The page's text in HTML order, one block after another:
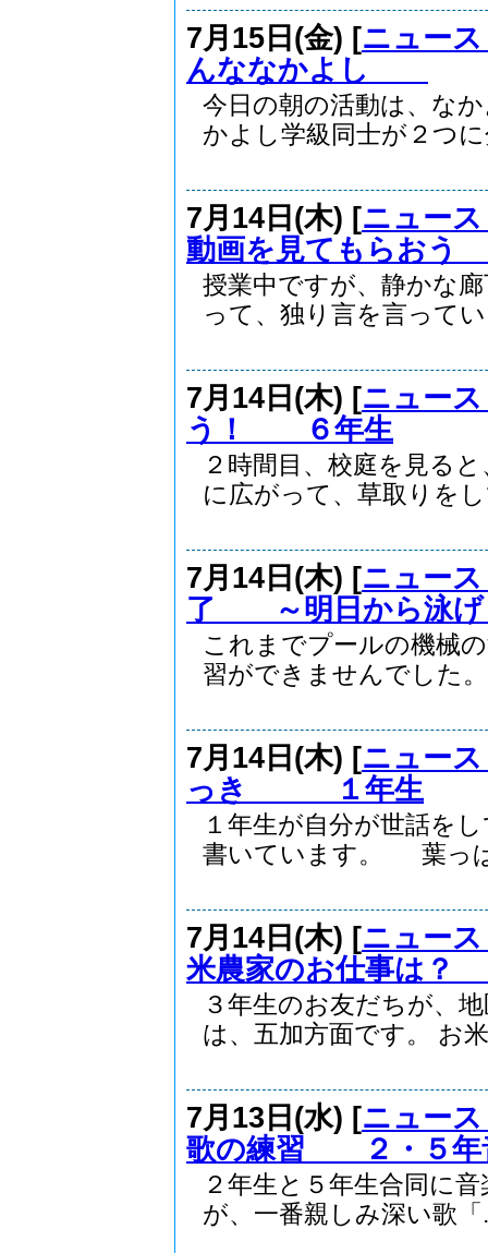
7月15日(金) [ニュー
んななかよし
今日の朝の活動は、な
かよし学級同士が２つ
7月14日(木) [ニュー
動画を見てもらお
授業中ですが、静かな
って、独り言を言って
7月14日(木) [ニュー
う！ ６年生
２時間目、校庭を見る
に広がって、草取りを
7月14日(木) [ニュー
了 ～明日から泳げ
これまでプールの機械
習ができませんでした
7月14日(木) [ニュー
っき １年生
１年生が自分が世話を
書いています。 葉っ
7月14日(木) [ニュー
米農家のお仕事は？
３年生のお友だちが、
は、五加方面です。 お
7月13日(水) [ニュー
歌の練習 ２・５年
２年生と５年生合同に
が、一番親しみ深い歌「